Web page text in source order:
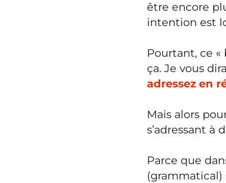
être encore
intention est
Pourtant, ce
ça. Je vous
adressez en
Mais alors
s’adressant à
Parce que
(grammatical)